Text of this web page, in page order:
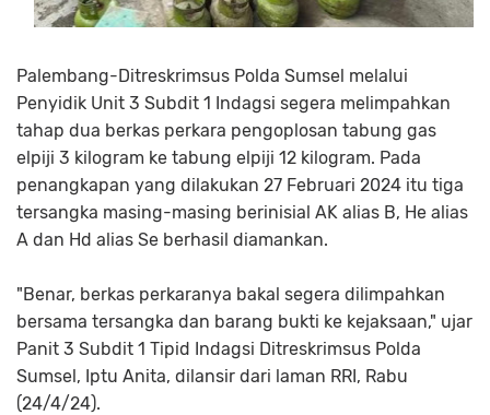
Palembang-Ditreskrimsus Polda Sumsel melalui
Penyidik Unit 3 Subdit 1 Indagsi segera melimpahkan
tahap dua berkas perkara pengoplosan tabung gas
elpiji 3 kilogram ke tabung elpiji 12 kilogram. Pada
penangkapan yang dilakukan 27 Februari 2024 itu tiga
tersangka masing-masing berinisial AK alias B, He alias
A dan Hd alias Se berhasil diamankan.
"Benar, berkas perkaranya bakal segera dilimpahkan
bersama tersangka dan barang bukti ke kejaksaan," ujar
Panit 3 Subdit 1 Tipid Indagsi Ditreskrimsus Polda
Sumsel, Iptu Anita, dilansir dari laman RRI, Rabu
(24/4/24).